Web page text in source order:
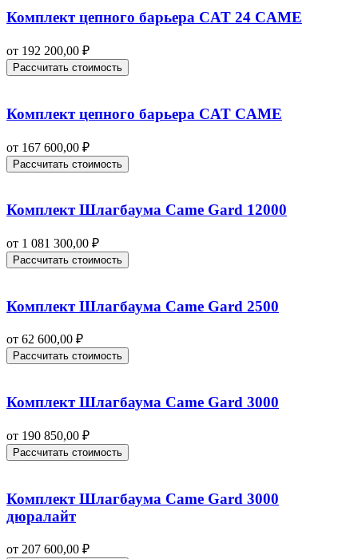
Комплект цепного барьера CAT 24 CAME
от 192 200,00 ₽
Рассчитать стоимость
Комплект цепного барьера CAT CAME
от 167 600,00 ₽
Рассчитать стоимость
Комплект Шлагбаума Came Gard 12000
от 1 081 300,00 ₽
Рассчитать стоимость
Комплект Шлагбаума Came Gard 2500
от 62 600,00 ₽
Рассчитать стоимость
Комплект Шлагбаума Came Gard 3000
от 190 850,00 ₽
Рассчитать стоимость
Комплект Шлагбаума Came Gard 3000
дюралайт
от 207 600,00 ₽